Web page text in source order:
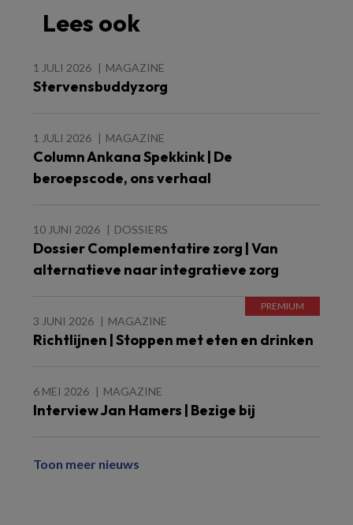
Lees ook
1 JULI 2026 MAGAZINE
Stervensbuddyzorg
1 JULI 2026 MAGAZINE
Column Ankana Spekkink | De
beroepscode, ons verhaal
10 JUNI 2026 DOSSIERS
Dossier Complementatire zorg | Van
alternatieve naar integratieve zorg
3 JUNI 2026 MAGAZINE
Richtlijnen | Stoppen met eten en drinken
6 MEI 2026 MAGAZINE
Interview Jan Hamers | Bezige bij
Toon meer nieuws